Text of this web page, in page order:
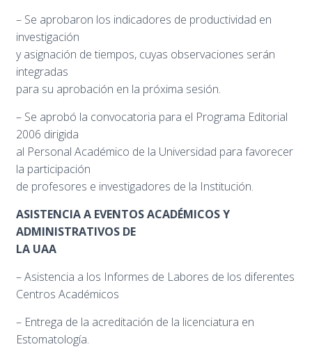
– Se aprobaron los indicadores de productividad en
investigación
y asignación de tiempos, cuyas observaciones serán
integradas
para su aprobación en la próxima sesión.
– Se aprobó la convocatoria para el Programa Editorial
2006 dirigida
al Personal Académico de la Universidad para favorecer
la participación
de profesores e investigadores de la Institución.
ASISTENCIA A EVENTOS ACADÉMICOS Y
ADMINISTRATIVOS DE
LA UAA
– Asistencia a los Informes de Labores de los diferentes
Centros Académicos
– Entrega de la acreditación de la licenciatura en
Estomatología.